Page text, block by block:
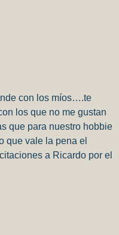
con los míos….te
los que no me gustan
que para nuestro hobbie
que vale la pena el
a Ricardo por el